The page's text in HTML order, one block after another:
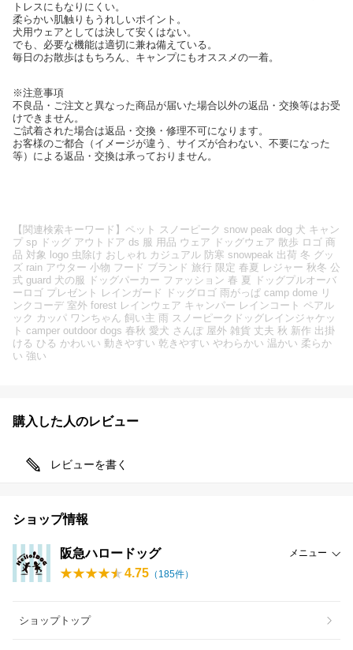
トレスにもなりにくい。
柔らかい肌触りもうれしいポイント。
犬用ウェアとしては決して安くはない。
でも、必要な機能は適切に兼ね備えている。
毎日のお散歩はもちろん、キャンプにもオススメの一着。
※注意事項
不良品・ご注文と異なった商品が届いた場合以外の返品・交換等はお受
けできません。
ご試着された場合は返品・交換・修理不可になります。
お客様のご都合（イメージが違う、サイズが合わない、不要になった
等）による返品・交換は承っておりません。
【関連検索キーワード】ペット スノーピーク snow peak dog 犬 キャン
プ sp ドッグ アウトドア ds 服 用品 ウェア ドッグウェア 散歩 ロゴ 商
品 対象 logo 虫除け おしゃれ カジュアル 防寒 snowpeak 出荷 冬 グッ
ズ rain アウター 小物 フード ブランド 旅行 限定 春夏 レジャー 秋冬 公
式 guard 犬の服 ドッグパーカー ファッション 春 夏 ドッグプルオーバ
ーロゴ プレゼント レインガード ドッグロゴ 雨がっぱ camp dome リ
ンクコーデ 室外 forest レインウェア キャンパー レインコート ペアル
ック カッパ ワンちゃん 飼い主 雨 スノーピークドッグレインジャケッ
ト camper outdoor dogs 春秋 愛犬 さんぽ 屋外 雑貨 丈夫 秋 新作 出掛
ける ひる かわいい 動きやすい 乾きやすい やわらかい 温かい 柔らか
い 強い
購入した人のレビュー
レビューを書く
ショップ情報
阪急ハロードッグ メニュー
4.75 （ 185件）
ショップトップ